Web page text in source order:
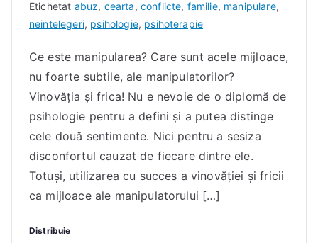
e
I
c
o
b
D
E
l
n
Etichetat abuz, cearta, conflicte, familie, manipulare,
neintelegeri, psihologie, psihoterapie
Ce este manipularea? Care sunt acele mijloace,
nu foarte subtile, ale manipulatorilor?
Vinovăţia şi frica! Nu e nevoie de o diplomă de
psihologie pentru a defini şi a putea distinge
cele două sentimente. Nici pentru a sesiza
disconfortul cauzat de fiecare dintre ele.
Totuşi, utilizarea cu succes a vinovăţiei şi fricii
ca mijloace ale manipulatorului […]
Distribuie